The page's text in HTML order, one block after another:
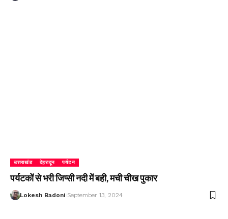
उत्तराखंड देहरादून पर्यटन
पर्यटकों से भरी जिप्सी नदी में बही, मची चीख पुकार
Lokesh Badoni September 13, 2024